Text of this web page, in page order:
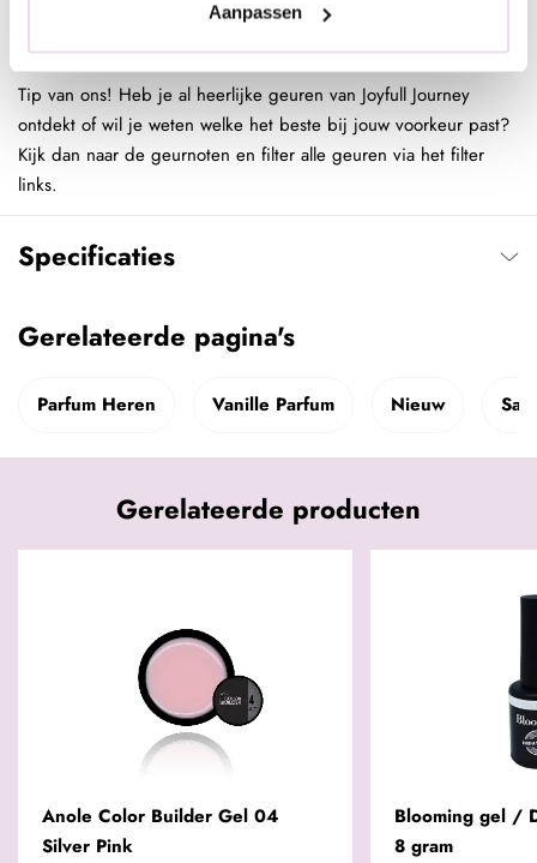
Aanpassen
ook in displays verkocht, deze kun je perfect aanbieden aan
jouw klanten en hierdoor mooie bijverkoop genereren.
Tip van ons! Heb je al heerlijke geuren van Joyfull Journey
ontdekt of wil je weten welke het beste bij jouw voorkeur past?
Kijk dan naar de geurnoten en filter alle geuren via het filter
links.
Specificaties
Gerelateerde pagina's
Parfum Heren Vanille Parfum Nieuw Sale
Gerelateerde producten
Anole Color Builder Gel 04
Silver Pink
Blooming gel /
8 gram